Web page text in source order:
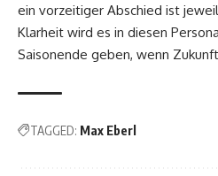
ein vorzeitiger Abschied ist
Klarheit wird es in diesen
Saisonende geben, wenn
TAGGED: Max Eberl